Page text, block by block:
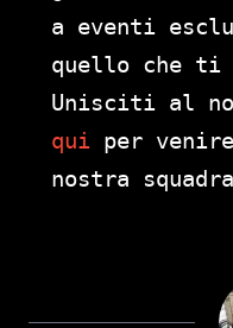
a eventi
quello che ti
Unisciti al
qui per
nostra